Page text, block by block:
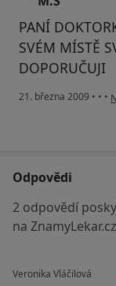
PANÍ
SVÉM MÍSTĚ
DOPORUČUJI
21. března 2009 • • •
Odpovědi
2 odpovědí
na ZnamyLekar.cz
Veronika Vláčilová